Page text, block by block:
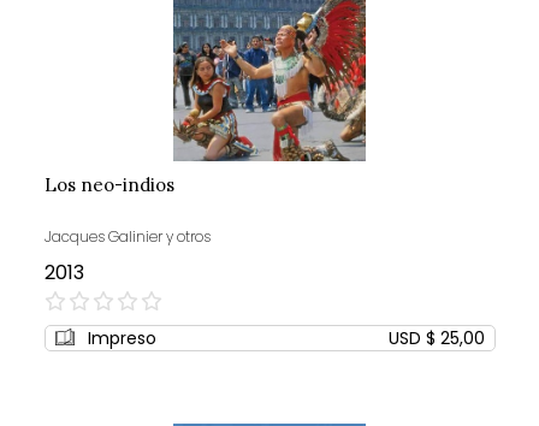
Los neo-indios
Jacques Galinier y otros
2013
0%
Impreso USD $ 25,00